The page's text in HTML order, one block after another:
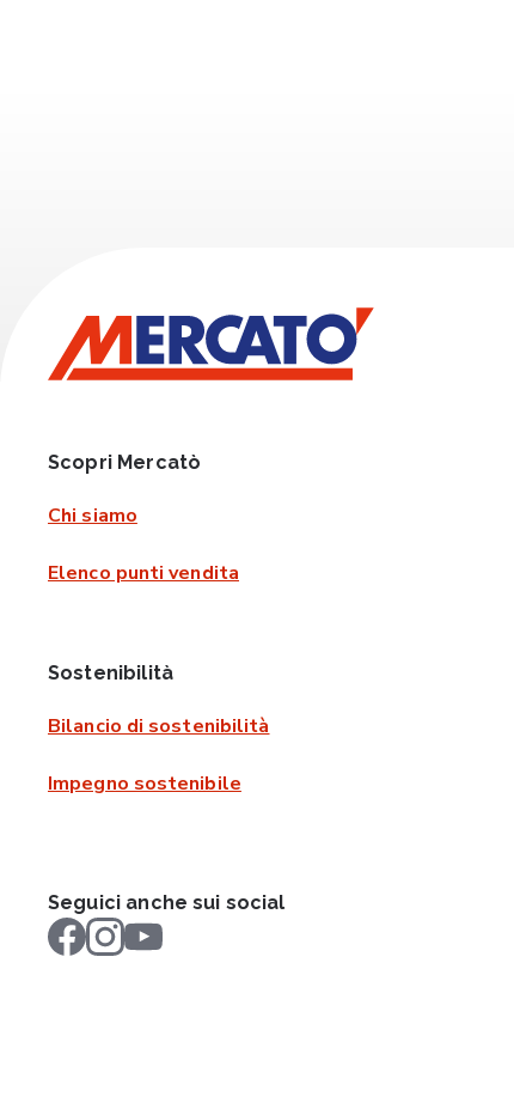
Scopri Mercatò
Chi siamo
Elenco punti vendita
Sostenibilità
Bilancio di sostenibilità
Impegno sostenibile
Seguici anche sui social